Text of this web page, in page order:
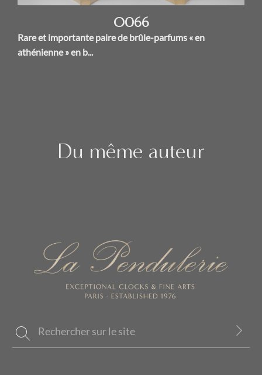
O066
Rare et importante paire de brûle-parfums « en
athénienne » en b...
Du même auteur